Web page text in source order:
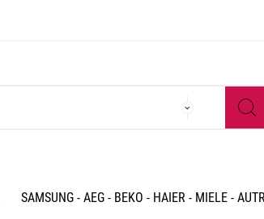
SAMSUNG - AEG - BEKO - HAIER - MIELE -